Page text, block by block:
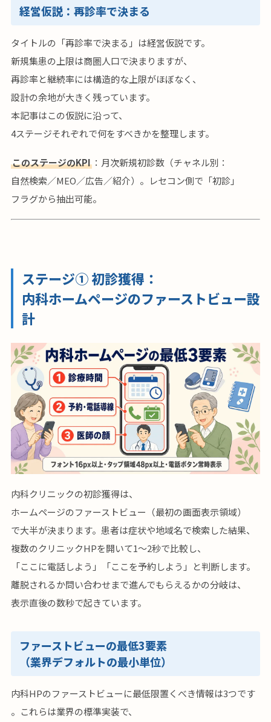
経営仮説：再診率で決まる
タイトルの「再診率で決まる」は経営仮説です。
新規集患の上限は商圏人口で決まりますが、
再診率と継続率には構造的な上限がほぼなく、
設計の余地が大きく残っています。
本記事はこの仮説に沿って、
4ステージそれぞれで何をすべきかを整理します。
このステージのKPI ：月次新規初診数（チャネル別：
自然検索／MEO／広告／紹介）。レセコン側で「初診」
フラグから抽出可能。
ステージ① 初診獲得：
内科ホームページのファーストビュー設
計
内科クリニックの初診獲得は、
ホームページのファーストビュー（最初の画面表示領域）
で大半が決まります。患者は症状や地域名で検索した結果、
複数のクリニックHPを開いて1〜2秒で比較し、
「ここに電話しよう」「ここを予約しよう」と判断します。
離脱されるか問い合わせまで進んでもらえるかの分岐は、
表示直後の数秒で起きています。
ファーストビューの最低3要素
（業界デフォルトの最小単位）
内科HPのファーストビューに最低限置くべき情報は3つです
。これらは業界の標準実装で、